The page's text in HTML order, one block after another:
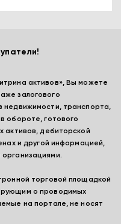
активов», Вы можете
залогового
недвижимости, транспорта,
обороте, готового
активов, дебиторской
и другой информацией,
торговой площадкой
о проводимых
на портале, не носят